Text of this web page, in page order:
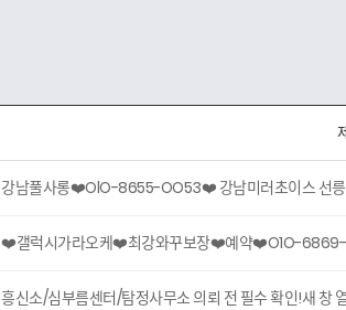
강남풀사롱❤️OlO-8655-OO53❤️ 강남미러초이스 선릉
❤️갤럭시가라오케❤️최강와꾸보장❤️예약❤️O1O-
흥신소/심부름센터/탐정사무소 의뢰 전 필수 확인!새 창